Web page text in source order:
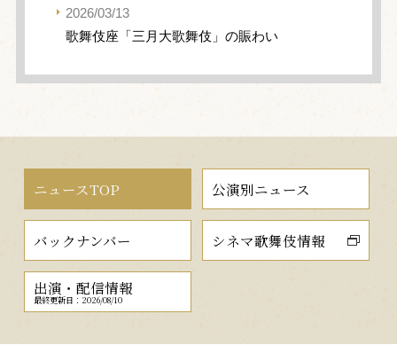
2026/03/13
歌舞伎座「三月大歌舞伎」の賑わい
ニュースTOP 公演別ニュース
バックナンバー シネマ歌舞伎情報
出演・配信情報
最終更新日：2026/08/10